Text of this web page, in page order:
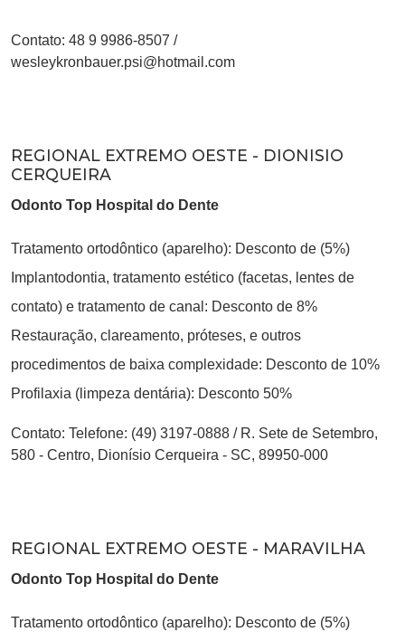
Contato: 48 9 9986-8507 /
wesleykronbauer.psi@hotmail.com
REGIONAL EXTREMO OESTE - DIONISIO
CERQUEIRA
Odonto Top Hospital do Dente
Tratamento ortodôntico (aparelho): Desconto de (5%)
Implantodontia, tratamento estético (facetas, lentes de
contato) e tratamento de canal: Desconto de 8%
Restauração, clareamento, próteses, e outros
procedimentos de baixa complexidade: Desconto de 10%
Profilaxia (limpeza dentária): Desconto 50%
Contato: Telefone: (49) 3197-0888 / R. Sete de Setembro,
580 - Centro, Dionísio Cerqueira - SC, 89950-000
REGIONAL EXTREMO OESTE - MARAVILHA
Odonto Top Hospital do Dente
Tratamento ortodôntico (aparelho): Desconto de (5%)